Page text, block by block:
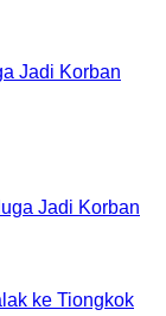
Jadi Korban
ke Tiongkok